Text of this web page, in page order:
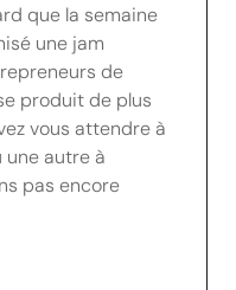
que la semaine
une jam
de
produit de plus
vous attendre à
une autre à
pas encore